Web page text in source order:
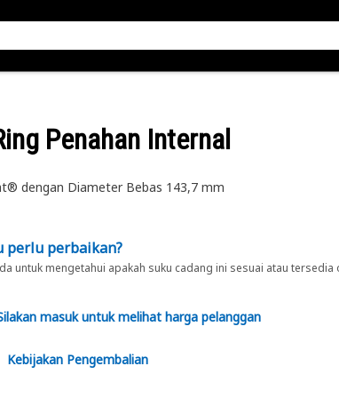
Penahan Internal
dengan Diameter Bebas 143,7 mm
perlu perbaikan?
untuk mengetahui apakah suku cadang ini sesuai atau
masuk untuk melihat harga pelanggan
Kebijakan Pengembalian